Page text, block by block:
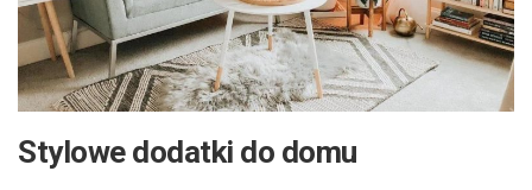
Stylowe dodatki do domu